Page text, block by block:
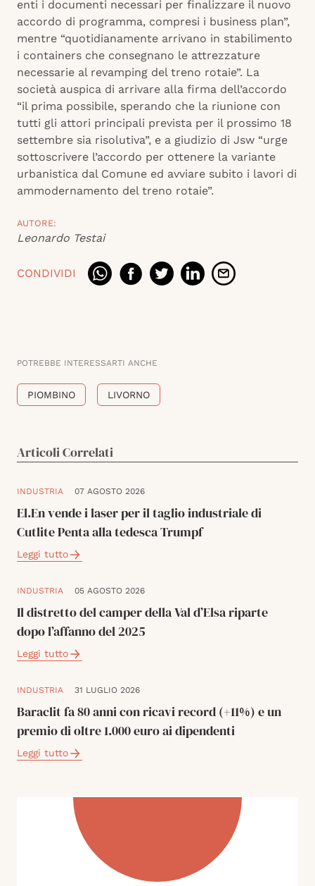
enti i documenti necessari per finalizzare il nuovo
accordo di programma, compresi i business plan”,
mentre “quotidianamente arrivano in stabilimento
i containers che consegnano le attrezzature
necessarie al revamping del treno rotaie”. La
società auspica di arrivare alla firma dell’accordo
“il prima possibile, sperando che la riunione con
tutti gli attori principali prevista per il prossimo 18
settembre sia risolutiva”, e a giudizio di Jsw “urge
sottoscrivere l’accordo per ottenere la variante
urbanistica dal Comune ed avviare subito i lavori di
ammodernamento del treno rotaie”.
AUTORE:
Leonardo Testai
CONDIVIDI
POTREBBE INTERESSARTI ANCHE
PIOMBINO LIVORNO
Articoli Correlati
INDUSTRIA 07 AGOSTO 2026
El.En vende i laser per il taglio industriale di
Cutlite Penta alla tedesca Trumpf
Leggi tutto
INDUSTRIA 05 AGOSTO 2026
Il distretto del camper della Val d’Elsa riparte
dopo l’affanno del 2025
Leggi tutto
INDUSTRIA 31 LUGLIO 2026
Baraclit fa 80 anni con ricavi record (+11%) e un
premio di oltre 1.000 euro ai dipendenti
Leggi tutto